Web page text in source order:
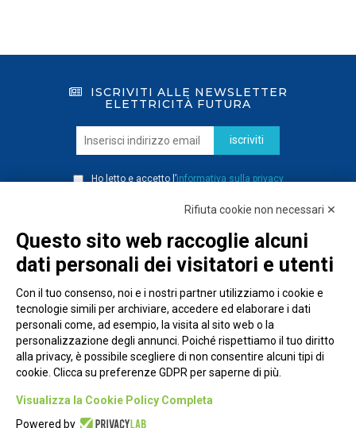
ISCRIVITI ALLE NEWSLETTER
ELETTRICITÀ FUTURA
iscriviti
Ho letto e accetto l’informativa sulla privacy
Piazza Alessandria, 24 - 00198 Roma
Privacy Policy
Rifiuta cookie non necessari ✕
Questo sito web raccoglie alcuni
dati personali dei visitatori e utenti
Con il tuo consenso, noi e i nostri partner utilizziamo i cookie e
tecnologie simili per archiviare, accedere ed elaborare i dati
personali come, ad esempio, la visita al sito web o la
personalizzazione degli annunci. Poiché rispettiamo il tuo diritto
alla privacy, è possibile scegliere di non consentire alcuni tipi di
cookie. Clicca su preferenze GDPR per saperne di più.
Visualizza la Cookie Policy Completa
Powered by